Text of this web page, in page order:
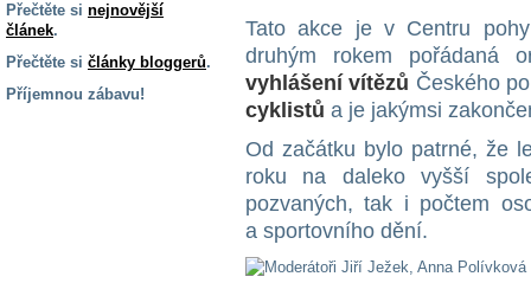
Přečtěte si nejnovější
článek.
Přečtěte si články bloggerů.
Příjemnou zábavu!
Tato akce je v Centru
druhým rokem pořádaná
vyhlášení vítězů Českého
cyklistů a je jakýmsi
Od začátku bylo patrné, že
roku na daleko vyšší
pozvaných, tak i počtem
a sportovního dění.